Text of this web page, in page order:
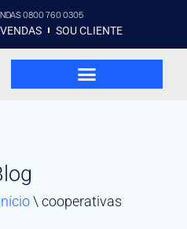
0800 760 0305
SOU CLIENTE
\ cooperativas